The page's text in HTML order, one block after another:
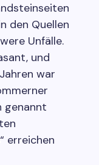
den Quellen
Unfälle.
und
war
genannt
erreichen